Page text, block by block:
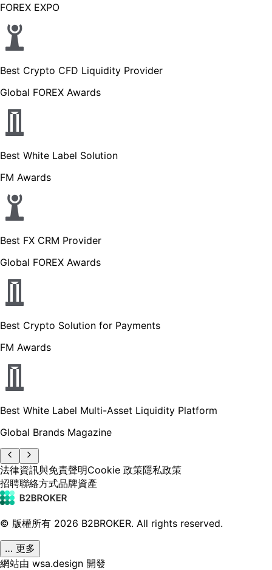
FOREX EXPO
Best Crypto CFD Liquidity Provider
Global FOREX Awards
Best White Label Solution
FM Awards
Best FX CRM Provider
Global FOREX Awards
Best Crypto Solution for Payments
FM Awards
Best White Label Multi-Asset Liquidity Platform
Global Brands Magazine
法律資訊與免責聲明Cookie 政策隱私政策
招聘聯絡方式品牌資產
© 版權所有 2026 B2BROKER. All rights reserved.
… 更多
網站由 wsa.design 開發